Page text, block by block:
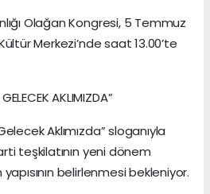
Olağan Kongresi, 5 Temmuz
Merkezi’nde saat 13.00’te
AKLIMIZDA”
Aklımızda” sloganıyla
teşkilatının yeni dönem
belirlenmesi bekleniyor.